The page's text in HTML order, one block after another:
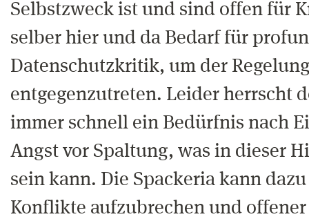
Selbstzweck ist und sind offen für
selber hier und da Bedarf für
Datenschutzkritik, um der
entgegenzutreten. Leider herrscht
immer schnell ein Bedürfnis nach
Angst vor Spaltung, was in dieser
sein kann. Die Spackeria kann
Konflikte aufzubrechen und